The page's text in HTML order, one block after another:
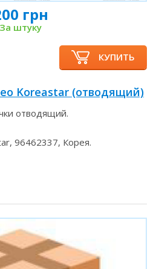
грн
За штуку
КУПИТЬ
Koreastar (отводящий)
отводящий.
96462337, Корея.